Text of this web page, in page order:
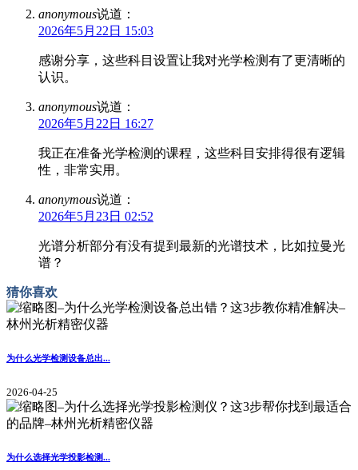
anonymous说道：
2026年5月22日 15:03
感谢分享，这些科目设置让我对光学检测有了更清晰的
认识。
anonymous说道：
2026年5月22日 16:27
我正在准备光学检测的课程，这些科目安排得很有逻辑
性，非常实用。
anonymous说道：
2026年5月23日 02:52
光谱分析部分有没有提到最新的光谱技术，比如拉曼光
谱？
猜你喜欢
为什么光学检测设备总出...
2026-04-25
为什么选择光学投影检测...